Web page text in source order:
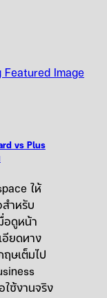
vs Plus
ให้
ำหรับ
อดูหน้า
อียดทาง
ษเต็มไป
ใช้งานจริง